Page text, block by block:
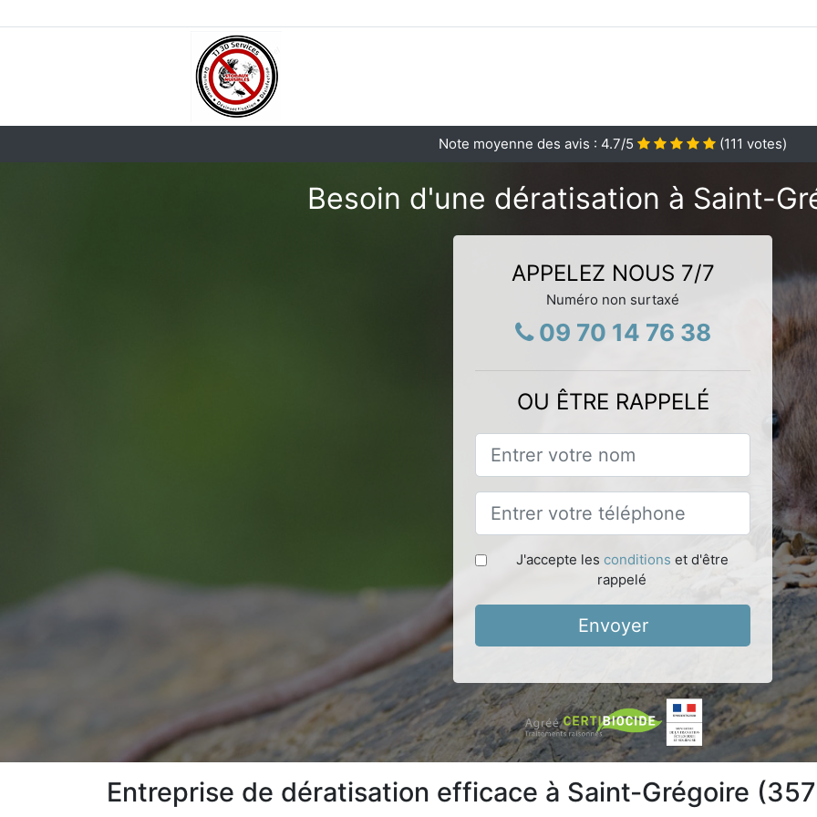
Note moyenne des avis : 4.7/5 (111 votes)
Besoin d'une dératisation à Saint-
APPELEZ NOUS 7/7
Numéro non surtaxé
09 70 14 76 38
OU ÊTRE RAPPELÉ
J'accepte les conditions et d'être
rappelé
Envoyer
Entreprise de dératisation efficace à Saint-Grégoire